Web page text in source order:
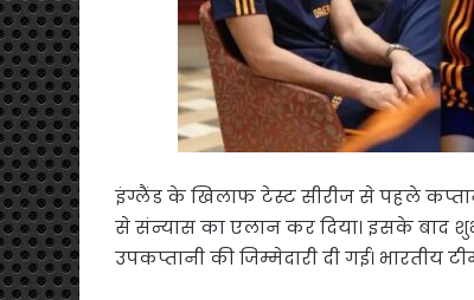
इंग्लैंड के खिलाफ टेस्ट सीरीज से पहले
से संन्यास का एलान कर दिया। इसके बाद
उपकप्तानी की जिम्मेदारी दी गई। भारतीय